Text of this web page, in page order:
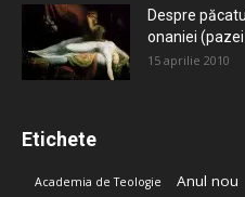
Despre
onaniei (pazei
15 aprilie 2010
Etichete
Academia de Teologie Anul nou